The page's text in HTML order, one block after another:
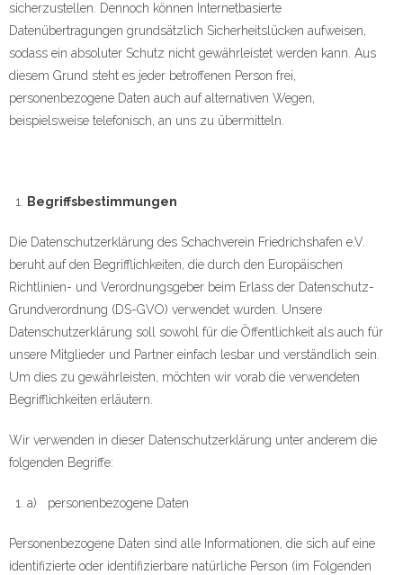
sicherzustellen. Dennoch können Internetbasierte
Datenübertragungen grundsätzlich Sicherheitslücken aufweisen,
sodass ein absoluter Schutz nicht gewährleistet werden kann. Aus
diesem Grund steht es jeder betroffenen Person frei,
personenbezogene Daten auch auf alternativen Wegen,
beispielsweise telefonisch, an uns zu übermitteln.
Begriffsbestimmungen
Die Datenschutzerklärung des Schachverein Friedrichshafen e.V.
beruht auf den Begrifflichkeiten, die durch den Europäischen
Richtlinien- und Verordnungsgeber beim Erlass der Datenschutz-
Grundverordnung (DS-GVO) verwendet wurden. Unsere
Datenschutzerklärung soll sowohl für die Öffentlichkeit als auch für
unsere Mitglieder und Partner einfach lesbar und verständlich sein.
Um dies zu gewährleisten, möchten wir vorab die verwendeten
Begrifflichkeiten erläutern.
Wir verwenden in dieser Datenschutzerklärung unter anderem die
folgenden Begriffe:
a) personenbezogene Daten
Personenbezogene Daten sind alle Informationen, die sich auf eine
identifizierte oder identifizierbare natürliche Person (im Folgenden